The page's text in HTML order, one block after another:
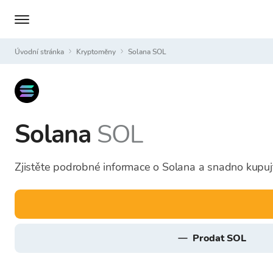
Úvodní stránka Kryptoměny Solana SOL
Solana SOL
Zjistěte podrobné informace o Solana a snadno
prodat SOL